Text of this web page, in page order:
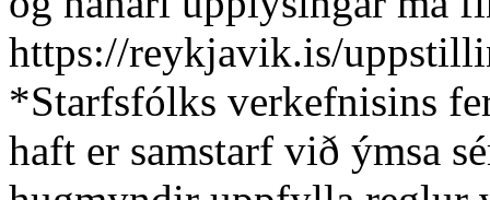
https://reykjavik.is/
*Starfsfólks verkefnisins
haft er samstarf við ýmsa